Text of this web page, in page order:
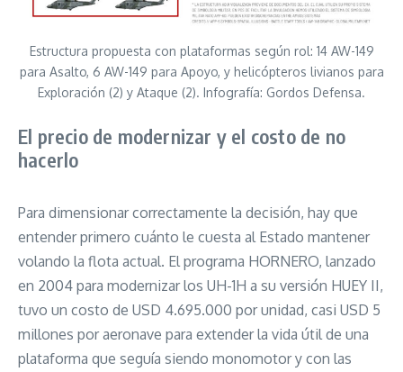
Estructura propuesta con plataformas según rol: 14 AW-149
para Asalto, 6 AW-149 para Apoyo, y helicópteros livianos para
Exploración (2) y Ataque (2). Infografía: Gordos Defensa.
El precio de modernizar y el costo de no
hacerlo
Para dimensionar correctamente la decisión, hay que
entender primero cuánto le cuesta al Estado mantener
volando la flota actual. El programa HORNERO, lanzado
en 2004 para modernizar los UH-1H a su versión HUEY II,
tuvo un costo de USD 4.695.000 por unidad, casi USD 5
millones por aeronave para extender la vida útil de una
plataforma que seguía siendo monomotor y con las